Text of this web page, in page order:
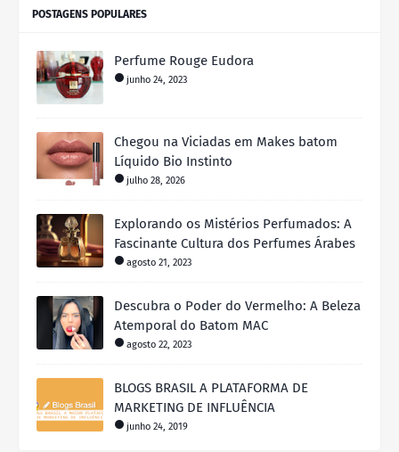
POSTAGENS POPULARES
Perfume Rouge Eudora
junho 24, 2023
Chegou na Viciadas em Makes batom
Líquido Bio Instinto
julho 28, 2026
Explorando os Mistérios Perfumados: A
Fascinante Cultura dos Perfumes Árabes
agosto 21, 2023
Descubra o Poder do Vermelho: A Beleza
Atemporal do Batom MAC
agosto 22, 2023
BLOGS BRASIL A PLATAFORMA DE
MARKETING DE INFLUÊNCIA
junho 24, 2019